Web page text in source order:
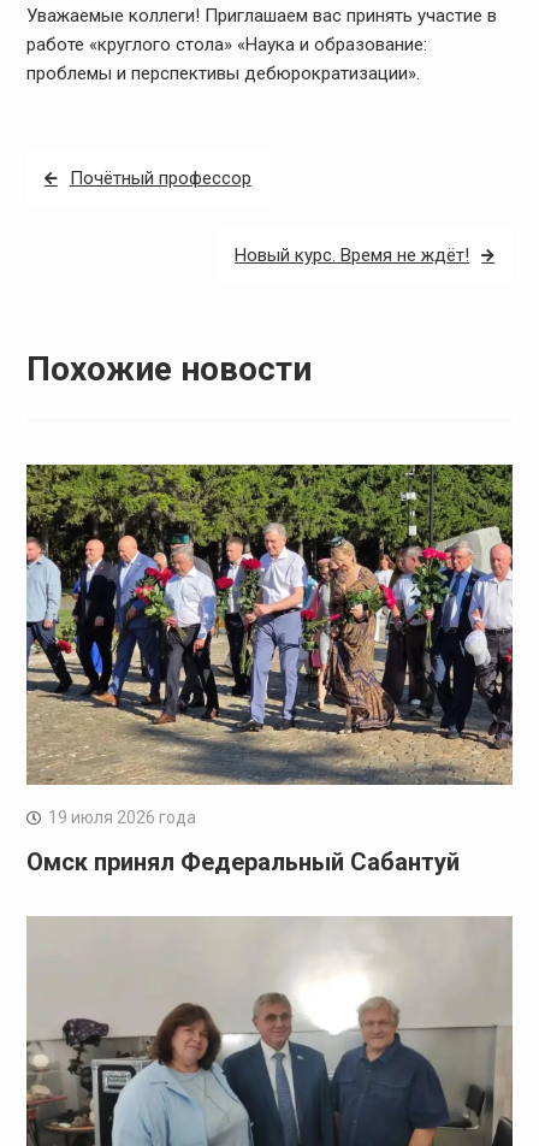
Уважаемые коллеги! Приглашаем вас принять участие в
работе «круглого стола» «Наука и образование:
проблемы и перспективы дебюрократизации».
Навигация
Почётный профессор
Новый курс. Время не ждёт!
Похожие новости
19 июля 2026 года
Омск принял Федеральный Сабантуй